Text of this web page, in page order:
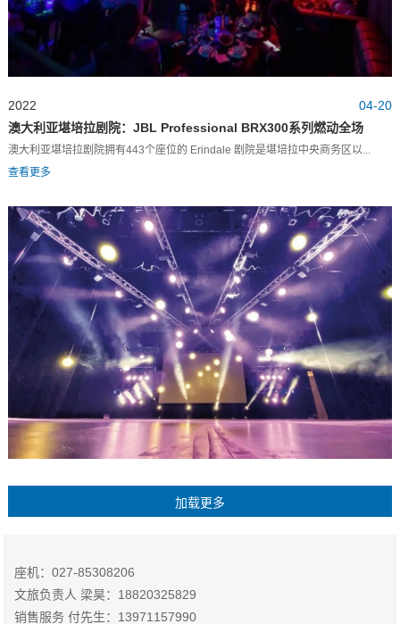
04-20
2022
澳大利亚堪培拉剧院：JBL Professional BRX300系列燃动全场
澳大利亚堪培拉剧院拥有443个座位的 Erindale 剧院是堪培拉中央商务区以...
查看更多
座机：027-85308206
文旅负责人 梁昊：18820325829
销售服务 付先生：13971157990